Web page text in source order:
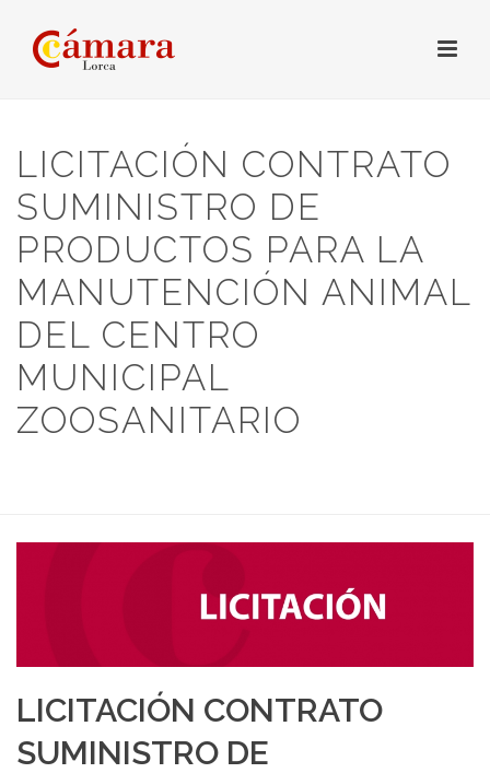
LICITACIÓN CONTRATO
SUMINISTRO DE
PRODUCTOS PARA LA
MANUTENCIÓN ANIMAL
DEL CENTRO
MUNICIPAL
ZOOSANITARIO
LICITACIÓN CONTRATO
SUMINISTRO DE